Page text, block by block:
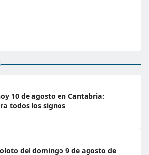
10 de agosto en Cantabria:
todos los signos
del domingo 9 de agosto de